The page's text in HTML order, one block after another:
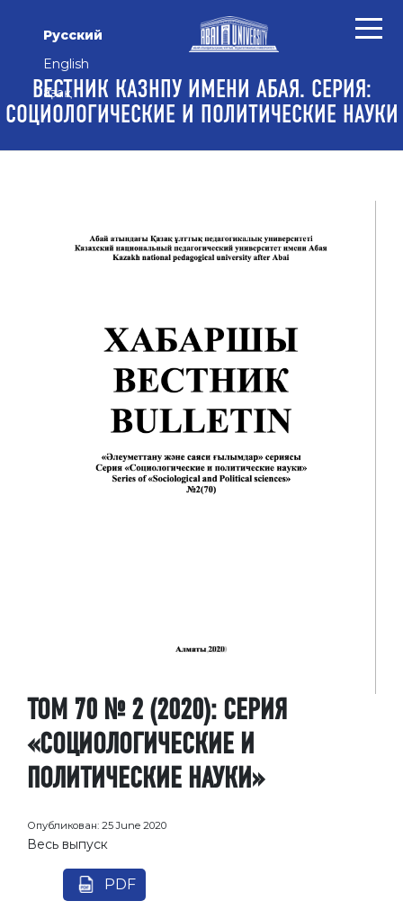
Русский
English
Қазақ
ВЕСТНИК КАЗНПУ ИМЕНИ АБАЯ. СЕРИЯ:
СОЦИОЛОГИЧЕСКИЕ И ПОЛИТИЧЕСКИЕ НАУКИ
ТОМ 70 № 2 (2020): СЕРИЯ
«СОЦИОЛОГИЧЕСКИЕ И
ПОЛИТИЧЕСКИЕ НАУКИ»
Опубликован: 25 June 2020
Весь выпуск
PDF